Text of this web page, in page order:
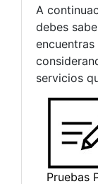
A
debes
servicios